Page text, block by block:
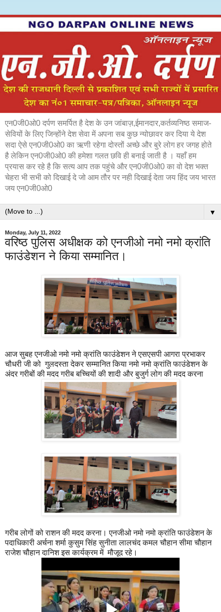
एन0जी0ओ0 दर्पण समर्पित है देश के उन जांबाज़,ईमानदार,कर्तव्यनिष्ठ समाज-
सेवियों के लिए जिन्होंने देश सेवा में अपना सब कुछ न्योछावर कर दिया ये देश
सदा ऐसे एन0जी0ओ0 का ऋणी रहेगा दोस्तों अच्छे और बुरे लोग हर जगह होते
है लेकिन एन0जी0ओ0 की हमेशा गलत छवि ही बनाई जाती है । यहाँ हम
प्रयास कर रहे है कि सत्य आप तक पहुंचे और एन0जी0ओ0 का वो देश भक्त
चेहरा भी सभी को दिखाई दे जो आम तौर पर नही दिखाई देता जय हिंद जय भारत
जय एन0जी0ओ0
▼
Monday, July 11, 2022
वरिष्ठ पुलिस अधीक्षक को एनजीओ नमो नमो क्रांति
फाउंडेशन ने किया सम्मानित।
आज सुबह एनजीओ नमो नमो क्रांति फाउंडेशन ने एसएसपी आगरा प्रभाकर
चौधरी जी को गुलदस्ता देकर सम्मानित किया नमो नमो क्रांति फाउंडेशन के
अंदर गरीबों की मदद गरीब बच्चियों की शादी और बुजुर्ग लोग की मदद करना
गरीब लोगों को राशन की मदद करना। एनजीओ नमो नमो क्रांति फाउंडेशन के
पदाधिकारी अर्चना शर्मा कुसुम सिंह सुनीता लालचंद कमल चौहान सीमा चौहान
राजेश चौहान दानिश इस कार्यक्रम में मौजूद रहे।